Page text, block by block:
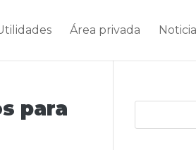
Área privada
para